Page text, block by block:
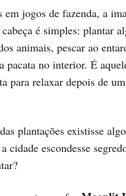
em jogos de fazenda, a
é simples: plantar
animais, pescar ao
pacata no interior. É
para relaxar depois de
plantações existisse
cidade escondesse